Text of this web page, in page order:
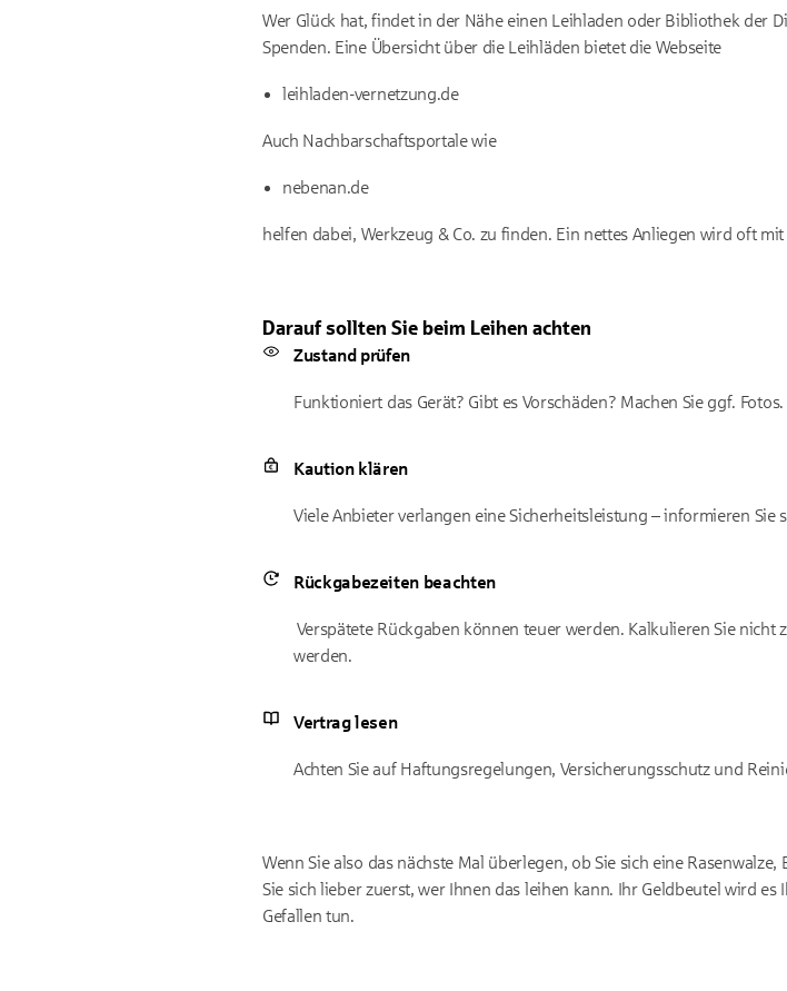
Wer Glück hat, findet in der Nähe einen Leihladen oder Bibliothek der
Spenden. Eine Übersicht über die Leihläden bietet die Webseite
leihladen-vernetzung.de
Auch Nachbarschaftsportale wie
nebenan.de
helfen dabei, Werkzeug & Co. zu finden. Ein nettes Anliegen wird oft
Darauf sollten Sie beim Leihen achten
Zustand prüfen
Funktioniert das Gerät? Gibt es Vorschäden? Machen Sie ggf. Fotos.
Kaution klären
Viele Anbieter verlangen eine Sicherheitsleistung – informieren Sie
Rückgabezeiten beachten
Verspätete Rückgaben können teuer werden. Kalkulieren Sie
werden.
Vertrag lesen
Achten Sie auf Haftungsregelungen, Versicherungsschutz und
Wenn Sie also das nächste Mal überlegen, ob Sie sich eine
Sie sich lieber zuerst, wer Ihnen das leihen kann. Ihr Geldbeutel wird
Gefallen tun.